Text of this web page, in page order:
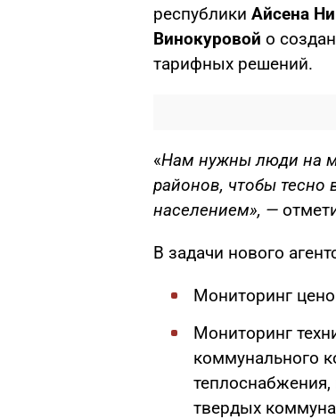
республики Айсена
Винокуровой о
тарифных решений.
«Нам нужны люди на
районов, чтобы тесно
населением», —
В задачи нового
Мониторинг
Мониторинг
коммунального
твердых